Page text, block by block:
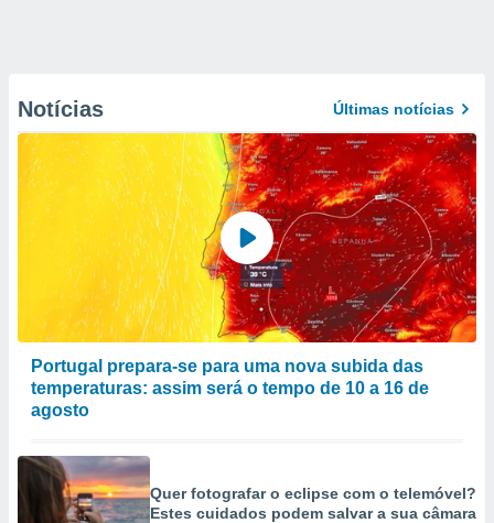
Notícias Últimas notícias
Portugal prepara-se para uma nova subida das
temperaturas: assim será o tempo de 10 a 16 de
agosto
Quer fotografar o eclipse com o telemóvel?
Estes cuidados podem salvar a sua câmara